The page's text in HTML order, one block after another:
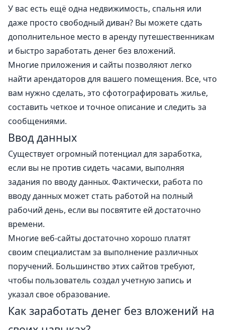
У вас есть ещё одна недвижимость, спальня или
даже просто свободный диван? Вы можете сдать
дополнительное место в аренду путешественникам
и быстро заработать денег без вложений.
Многие приложения и сайты позволяют легко
найти арендаторов для вашего помещения. Все, что
вам нужно сделать, это сфотографировать жилье,
составить четкое и точное описание и следить за
сообщениями.
Ввод данных
Существует огромный потенциал для заработка,
если вы не против сидеть часами, выполняя
задания по вводу данных. Фактически, работа по
вводу данных может стать работой на полный
рабочий день, если вы посвятите ей достаточно
времени.
Многие веб-сайты достаточно хорошо платят
своим специалистам за выполнение различных
поручений. Большинство этих сайтов требуют,
чтобы пользователь создал учетную запись и
указал свое образование.
Как заработать денег без вложений на